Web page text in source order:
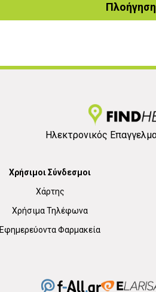
Πλοήγηση
Ηλεκτρονικός
Χρήσιμοι Σύνδεσμοι
Χάρτης
Χρήσιμα Τηλέφωνα
Εφημερεύοντα Φαρμακεία